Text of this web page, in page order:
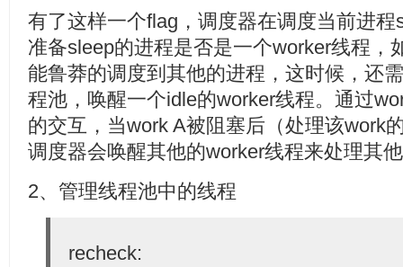
有了这样一个flag，调度器在调度当前进
准备sleep的进程是否是一个worker线程，
能鲁莽的调度到其他的进程，这时候，还
程池，唤醒一个idle的worker线程。通过
的交互，当work A被阻塞后（处理该work
调度器会唤醒其他的worker线程来处理
2、管理线程池中的线程
recheck: